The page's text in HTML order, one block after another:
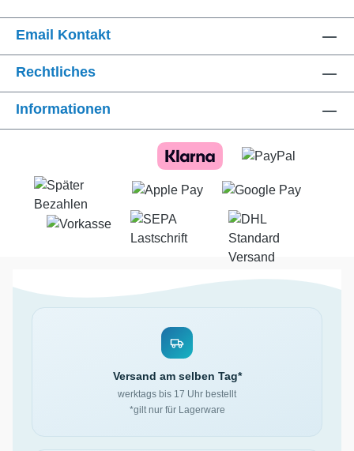
Email Kontakt
Rechtliches
Informationen
Versand am selben Tag*
werktags bis 17 Uhr bestellt
*gilt nur für Lagerware